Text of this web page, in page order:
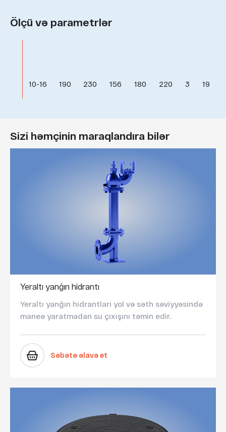
Ölçü və parametrlər
10-16 190 230 156 180 220 3 19
Sizi həmçinin maraqlandıra bilər
Yeraltı yanğın hidrantı
Yeraltı yanğın hidrantları yol və səth səviyyəsində
maneə yaratmadan su çıxışını təmin edir.
Səbətə əlavə et